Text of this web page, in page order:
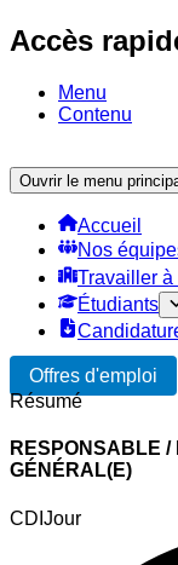
Accès
Menu
Contenu
Ouvrir le menu
Accueil
Nos
Travailler
Étudiants
Offres d'emploi
Résumé
RESPONSABLE /
GÉNÉRAL(E)
CDI Jour